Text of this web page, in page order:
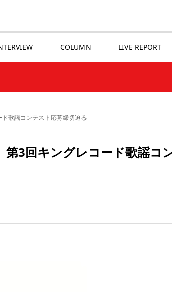
COLUMN LIVE REPORT
歌謡コンテスト応募締切迫る
3回キングレコード歌謡コ